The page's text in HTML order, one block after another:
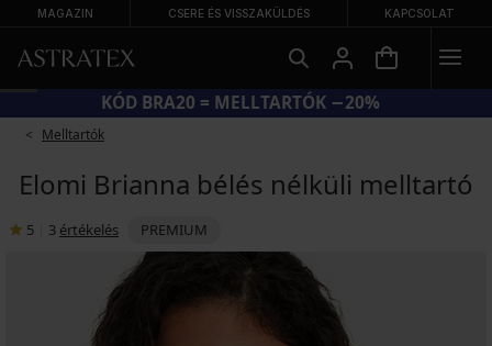
MAGAZIN CSERE ÉS VISSZAKÜLDÉS KAPCSOLAT
KÓD BRA20 = MELLTARTÓK −20%
Melltartók
Elomi Brianna bélés nélküli melltartó
5 3 értékelés PREMIUM